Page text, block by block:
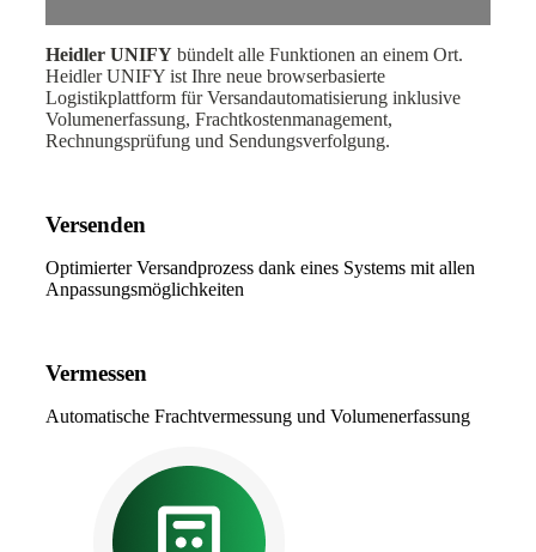
Heidler UNIFY bündelt alle Funktionen an einem Ort.
Heidler UNIFY ist Ihre neue browserbasierte
Logistikplattform für Versandautomatisierung inklusive
Volumenerfassung, Frachtkostenmanagement,
Rechnungsprüfung und Sendungsverfolgung.
Versenden
Optimierter Versandprozess dank eines Systems mit allen
Anpassungsmöglichkeiten
Vermessen
Automatische Frachtvermessung und Volumenerfassung